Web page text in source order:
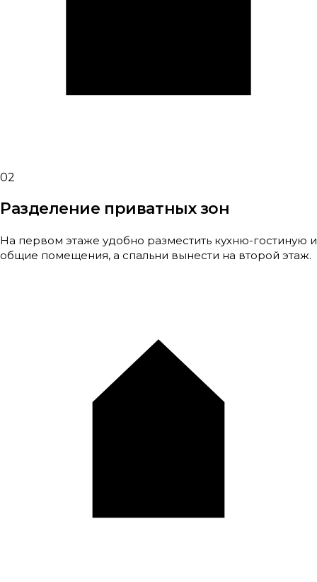
02
Разделение приватных зон
На первом этаже удобно разместить кухню-гостиную и
общие помещения, а спальни вынести на второй этаж.